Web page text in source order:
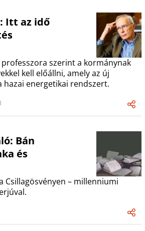
Itt az idő
professzora szerint a kormánynak
kell előállni, amely az új
hazai energetikai rendszert.
Bán
és
Csillagösvényen – millenniumi